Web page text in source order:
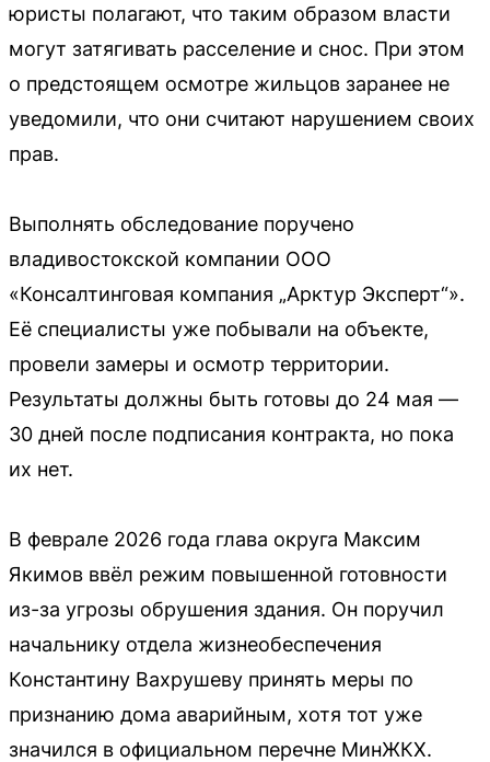
юристы полагают, что таким образом власти
могут затягивать расселение и снос. При этом
о предстоящем осмотре жильцов заранее не
уведомили, что они считают нарушением своих
прав.
Выполнять обследование поручено
владивостокской компании ООО
«Консалтинговая компания „Арктур Эксперт“».
Её специалисты уже побывали на объекте,
провели замеры и осмотр территории.
Результаты должны быть готовы до 24 мая —
30 дней после подписания контракта, но пока
их нет.
В феврале 2026 года глава округа Максим
Якимов ввёл режим повышенной готовности
из-за угрозы обрушения здания. Он поручил
начальнику отдела жизнеобеспечения
Константину Вахрушеву принять меры по
признанию дома аварийным, хотя тот уже
значился в официальном перечне МинЖКХ.